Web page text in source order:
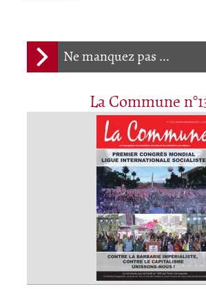
Ne manquez pas ...
La Commune